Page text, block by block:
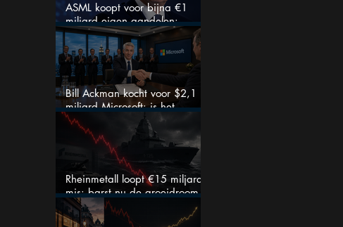
ASML koopt voor bijna €1
miljard eigen aandelen:
slimme zet of dure timing?
Bill Ackman kocht voor $2,1
miljard Microsoft: is het
aandeel na de koerssprong
nog aantrekkelijk?
Rheinmetall loopt €15 miljard
mis: barst nu de groeidroom
van het defensiebedrijf?